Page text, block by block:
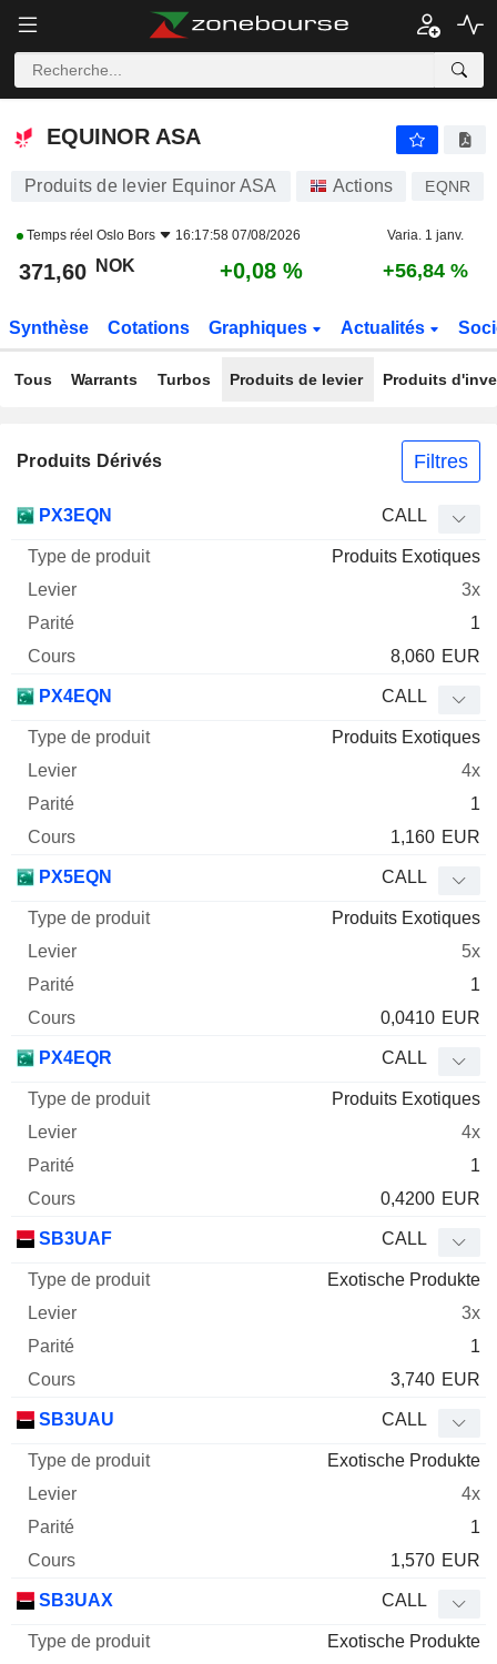
EQUINOR ASA
EQUINOR ASA
Produits de levier Equinor ASA Actions EQNR
Temps réel Oslo Bors 16:17:58 07/08/2026 Varia. 1 janv.
371,60 NOK +0,08 % +56,84 %
Synthèse Cotations Graphiques Actualités
Tous Warrants Turbos Produits de levier Produits
Produits Dérivés Filtres
Mnemo Type produit
Cours
PX3EQN CALL
Produits Exotiques
3x
1
8,060 EUR
PX4EQN CALL
Produits Exotiques
4x
1
1,160 EUR
PX5EQN CALL
Produits Exotiques
5x
1
0,0410 EUR
PX4EQR CALL
Produits Exotiques
4x
1
0,4200 EUR
SB3UAF CALL
Exotische Produkte
3x
1
3,740 EUR
SB3UAU CALL
Exotische Produkte
4x
1
1,570 EUR
SB3UAX CALL
Exotische Produkte